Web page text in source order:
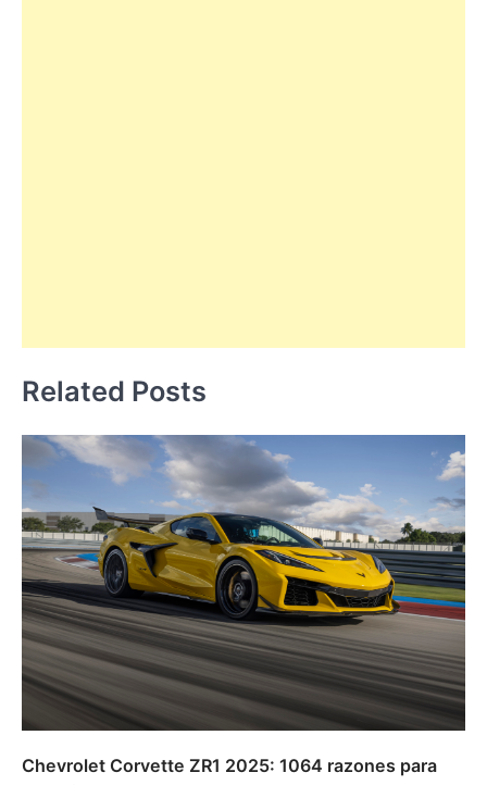
Related Posts
Chevrolet Corvette ZR1 2025: 1064 razones para